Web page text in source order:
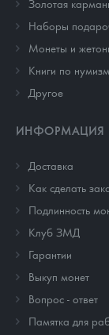
Золотая
Наборы
Монеты и
Книги по
Другое
ИНФОРМАЦИЯ
Доставка
Как сделать
Подлинность
Клуб ЗМД
Гарантии
Выкуп монет
Вопрос - ответ
Памятка для